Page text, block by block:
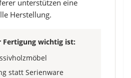
unterstützen eine
Herstellung.
Fertigung wichtig ist:
statt Serienware